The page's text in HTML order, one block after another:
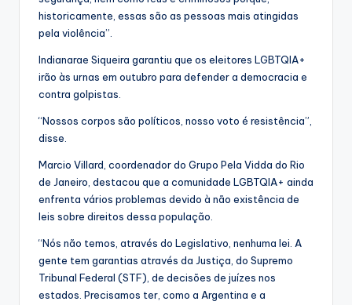
historicamente, essas são as pessoas mais atingidas
pela violência”.
Indianarae Siqueira garantiu que os eleitores LGBTQIA+
irão às urnas em outubro para defender a democracia e
contra golpistas.
“Nossos corpos são políticos, nosso voto é resistência”,
disse.
Marcio Villard, coordenador do Grupo Pela Vidda do Rio
de Janeiro, destacou que a comunidade LGBTQIA+ ainda
enfrenta vários problemas devido à não existência de
leis sobre direitos dessa população.
“Nós não temos, através do Legislativo, nenhuma lei. A
gente tem garantias através da Justiça, do Supremo
Tribunal Federal (STF), de decisões de juízes nos
estados. Precisamos ter, como a Argentina e a